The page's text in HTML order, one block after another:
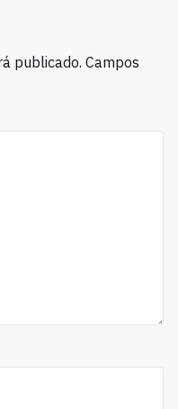
publicado. Campos